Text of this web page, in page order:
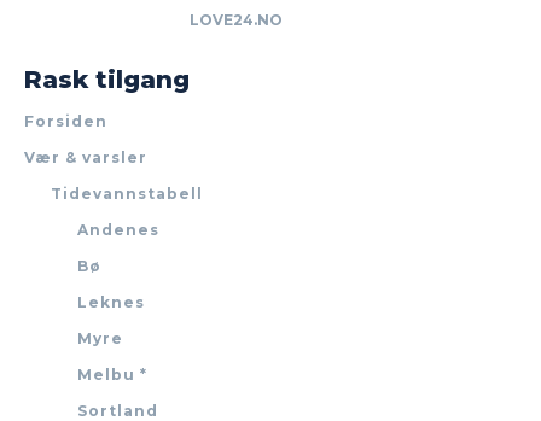
LOVE24.NO
Rask tilgang
Forsiden
Vær & varsler
Tidevannstabell
Andenes
Bø
Leknes
Myre
Melbu *
Sortland